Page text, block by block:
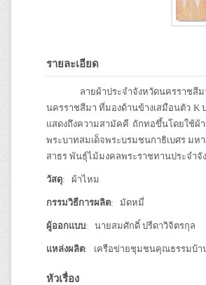
รายละเอียด
ลายผ้าประจำจังหวัดนครราชสีมา เ
นครราชสีมา ที่มองด้านข้างเสมือนตัว K
แสดงถึงความสามัคคี ถักทอขึ้นโดยใช้ผ้า
พระบาทสมเด็จพระบรมชนกาธิเบศร มห
สาธร พันธุ์ไม้มงคลพระราชทานประจำจั
วัสดุ: ผ้าไหม
กรรมวิธีการผลิต: มัดหมี่
ผู้ออกแบบ: นายสมศักดิ์ ปรีดาวิจิตรกุล
แหล่งผลิต: เครือข่ายชุมชนคุณธรรมบ้าน
หัวเรื่อง